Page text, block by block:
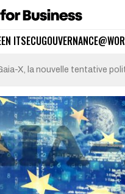
ITSECUGOUVERNANCE
X, la nouvelle tentative